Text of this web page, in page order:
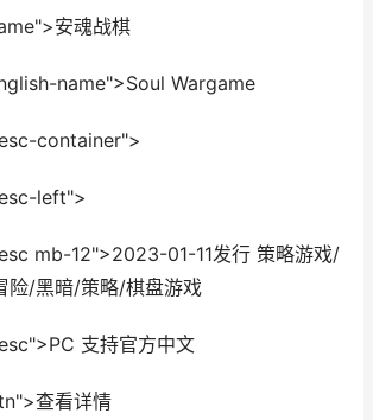
安魂战棋
name">Soul Wargame
container">
left">
mb-12">2023-01-11发行 策略游戏/
险/黑暗/策略/棋盘游戏
支持官方中文
查看详情